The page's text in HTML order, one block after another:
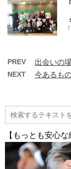
PREV 出会いの
NEXT 今あるも
【もっとも安心